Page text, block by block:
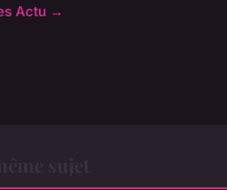
Actu →